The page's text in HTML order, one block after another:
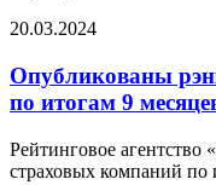
20.03.2024
Опубликованы
по итогам 9
Рейтинговое агентство
страховых компаний по